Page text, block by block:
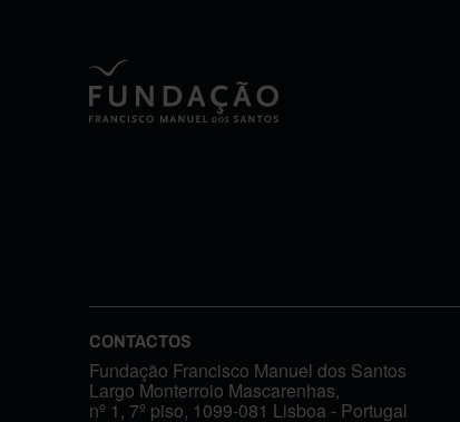
CONTACTOS
Fundação Francisco Manuel dos Santos
Largo Monterroio Mascarenhas,
nº 1, 7º piso, 1099-081 Lisboa - Portugal